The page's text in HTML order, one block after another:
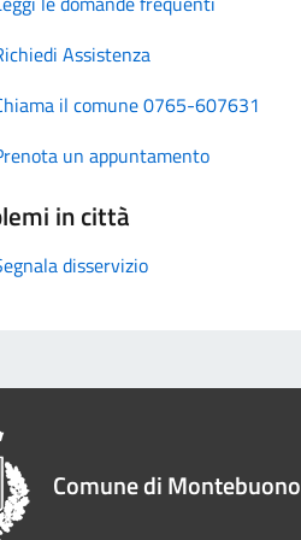
Assistenza
il comune 0765-607631
un appuntamento
in città
disservizio
Comune di Montebuono